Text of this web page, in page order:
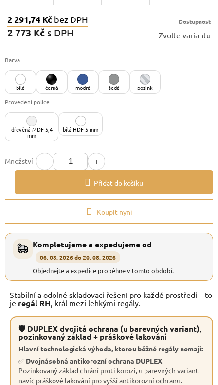
2 291,74 Kč bez DPH
2 773 Kč s DPH
Dostupnost
Zvolte variantu
Barva
bílá černá modrá šedá
pozink
Provedení police
dřevěná MDF 5,4
mm
bílá HDF 5 mm
Množství − +
Přidat do košíku
Koupit nyní
Kompletujeme a expedujeme od
06. 08. 2026 do 20. 08. 2026
Objednejte a expedice proběhne v tomto období.
Stabilní a odolné skladovací řešení pro každé prostředí – to
je regál RH , král mezi lehkými regály.
🛡 DUPLEX dvojitá ochrana (u barevných variant),
pozinkovaný základ + práškové lakování
Hlavní technologická výhoda, kterou běžné regály nemají:
✅ Dvojnásobná antikorozní ochrana DUPLEX
Pozinkovaný základ chrání proti korozi, u barevných variant
navíc práškové lakování pro vyšší antikorozní ochranu.